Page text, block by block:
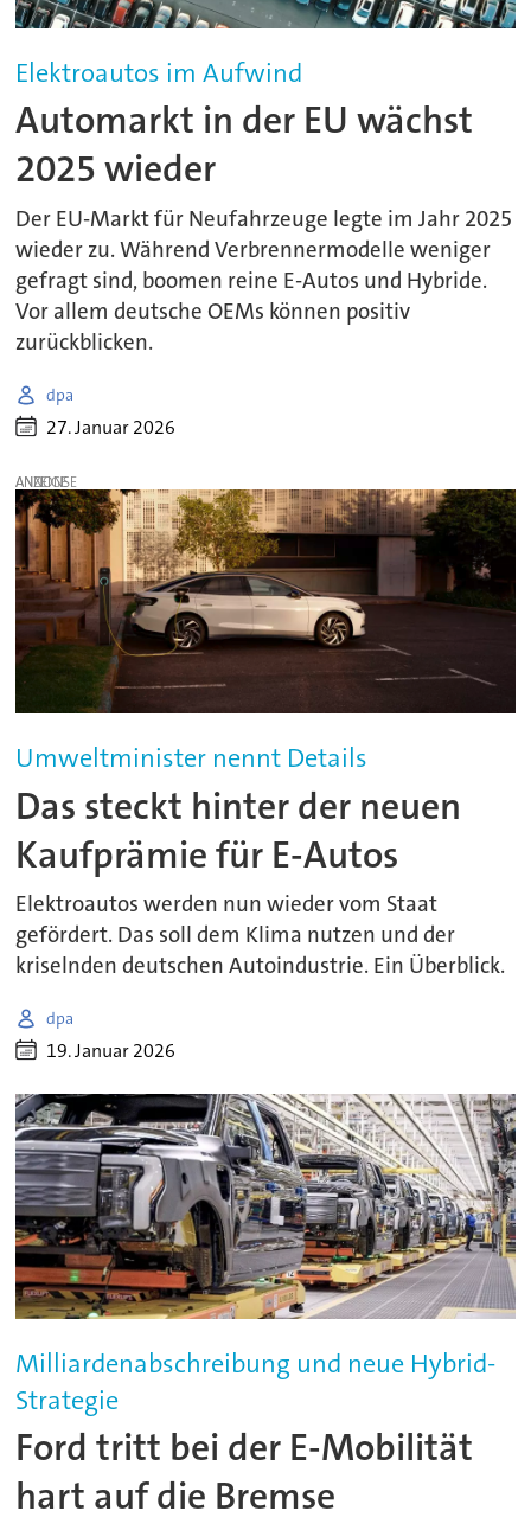
Elektroautos im Aufwind
Automarkt in der EU wächst
2025 wieder
Der EU-Markt für Neufahrzeuge legte im Jahr 2025
wieder zu. Während Verbrennermodelle weniger
gefragt sind, boomen reine E-Autos und Hybride.
Vor allem deutsche OEMs können positiv
zurückblicken.
dpa
27. Januar 2026
ANZEIGE
Umweltminister nennt Details
Das steckt hinter der neuen
Kaufprämie für E-Autos
Elektroautos werden nun wieder vom Staat
gefördert. Das soll dem Klima nutzen und der
kriselnden deutschen Autoindustrie. Ein Überblick.
dpa
19. Januar 2026
Milliardenabschreibung und neue Hybrid-
Strategie
Ford tritt bei der E-Mobilität
hart auf die Bremse